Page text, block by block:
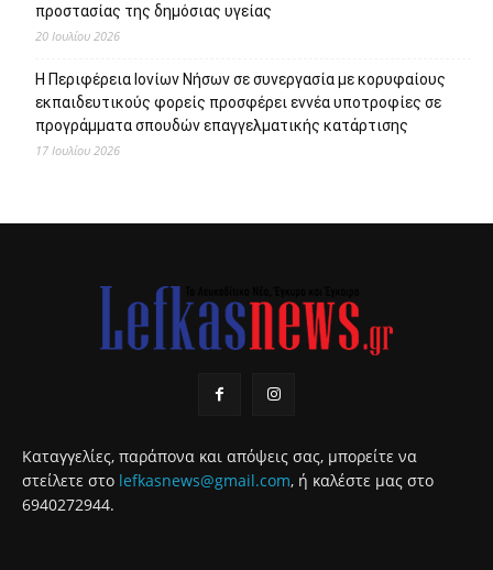
προστασίας της δημόσιας υγείας
20 Ιουλίου 2026
Η Περιφέρεια Ιονίων Νήσων σε συνεργασία με κορυφαίους
εκπαιδευτικούς φορείς προσφέρει εννέα υποτροφίες σε
προγράμματα σπουδών επαγγελματικής κατάρτισης
17 Ιουλίου 2026
Καταγγελίες, παράπονα και απόψεις σας, μπορείτε να
στείλετε στο lefkasnews@gmail.com, ή καλέστε μας στο
6940272944.